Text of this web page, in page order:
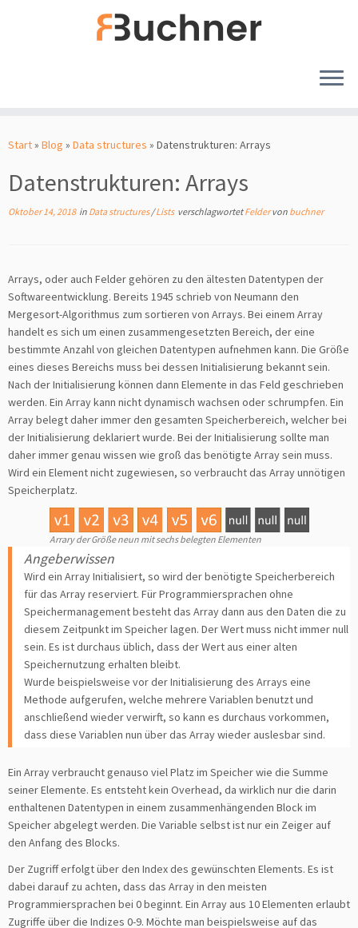
Inhalt
Start» Blog » Data structures » Datenstrukturen: Arrays
Datenstrukturen: Arrays
Oktober 14, 2018in Data structures/Lists verschlagwortetFeldervon buchner
Arrays, oder auch Felder gehören zu den ältesten Datentypen der
Softwareentwicklung. Bereits 1945 schrieb von Neumann den
Mergesort-Algorithmus zum sortieren von Arrays. Bei einem Array
handelt es sich um einen zusammengesetzten Bereich, der eine
bestimmte Anzahl von gleichen Datentypen aufnehmen kann. Die Größe
eines dieses Bereichs muss bei dessen Initialisierung bekannt sein.
Nach der Initialisierung können dann Elemente in das Feld geschrieben
werden. Ein Array kann nicht dynamisch wachsen oder schrumpfen. Ein
Array belegt daher immer den gesamten Speicherbereich, welcher bei
der Initialisierung deklariert wurde. Bei der Initialisierung sollte man
daher immer genau wissen wie groß das benötigte Array sein muss.
Wird ein Element nicht zugewiesen, so verbraucht das Array unnötigen
Speicherplatz.
Arrary der Größe neun mit sechs belegten Elementen
Angeberwissen
Wird ein Array Initialisiert, so wird der benötigte Speicherbereich
für das Array reserviert. Für Programmiersprachen ohne
Speichermanagement besteht das Array dann aus den Daten die zu
diesem Zeitpunkt im Speicher lagen. Der Wert muss nicht immer null
sein. Es ist durchaus üblich, dass der Wert aus einer alten
Speichernutzung erhalten bleibt.
Wurde beispielsweise vor der Initialisierung des Arrays eine
Methode aufgerufen, welche mehrere Variablen benutzt und
anschließend wieder verwirft, so kann es durchaus vorkommen,
dass diese Variablen nun über das Array wieder auslesbar sind.
Ein Array verbraucht genauso viel Platz im Speicher wie die Summe
seiner Elemente. Es entsteht kein Overhead, da wirklich nur die darin
enthaltenen Datentypen in einem zusammenhängenden Block im
Speicher abgelegt werden. Die Variable selbst ist nur ein Zeiger auf
den Anfang des Blocks.
Der Zugriff erfolgt über den Index des gewünschten Elements. Es ist
dabei darauf zu achten, dass das Array in den meisten
Programmiersprachen bei 0 beginnt. Ein Array aus 10 Elementen erlaubt
Zugriffe über die Indizes 0-9. Möchte man beispielsweise auf das